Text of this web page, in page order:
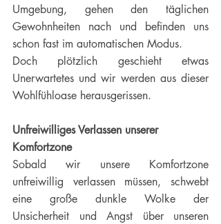
Umgebung, gehen den täglichen
Gewohnheiten nach und befinden uns
schon fast im automatischen Modus.
Doch plötzlich geschieht etwas
Unerwartetes und wir werden aus dieser
Wohlfühloase herausgerissen.
Unfreiwilliges Verlassen unserer
Komfortzone
Sobald wir unsere Komfortzone
unfreiwillig verlassen müssen, schwebt
eine große dunkle Wolke der
Unsicherheit und Angst über unseren